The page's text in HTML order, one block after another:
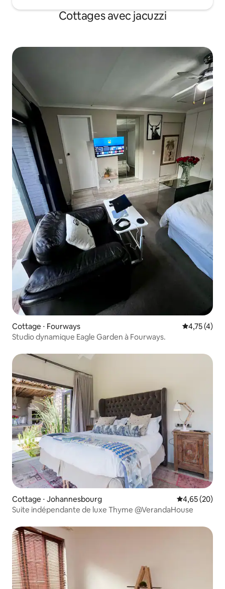
Cottages avec jacuzzi
Cottage ⋅ Fourways Évaluation
4,75 (4)
Studio dynamique Eagle Garden à Fourways.
Cottage ⋅ Johannesbourg Évaluation
4,65 (20)
Suite indépendante de luxe Thyme @VerandaHouse